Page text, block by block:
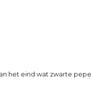
het eind wat zwarte